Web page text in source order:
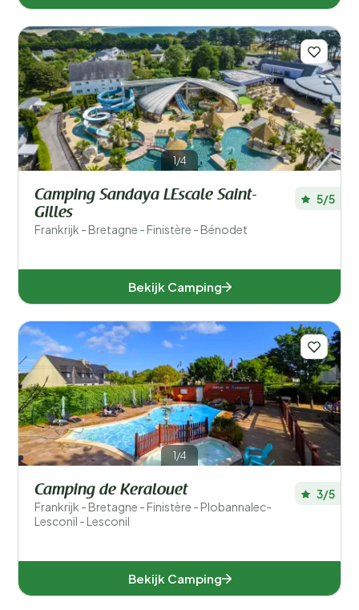
1/4
Camping Sandaya LEscale Saint-
Gilles
Frankrijk - Bretagne - Finistère - Bénodet
5/5
Bekijk Camping
1/4
Camping de Keralouet
Frankrijk - Bretagne - Finistère - Plobannalec-
Lesconil - Lesconil
3/5
Bekijk Camping